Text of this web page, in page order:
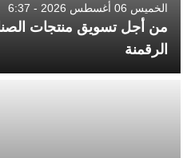
الخميس 06 أغسطس 2026 - 6:37
من أجل تسويق منتجات
الرقمنة